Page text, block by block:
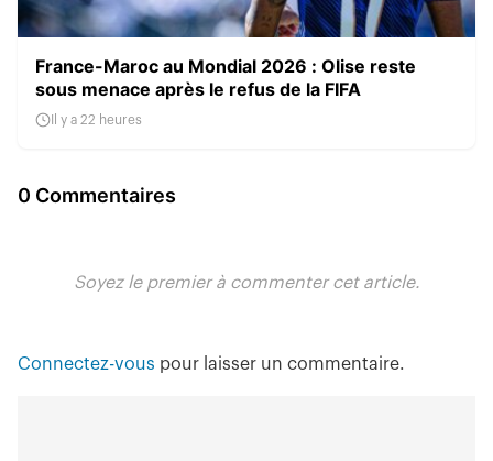
France-Maroc au Mondial 2026 : Olise reste
sous menace après le refus de la FIFA
Il y a 22 heures
0 Commentaires
Soyez le premier à commenter cet article.
Connectez-vous pour laisser un commentaire.